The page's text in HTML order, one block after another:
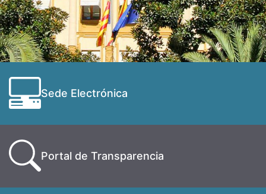
Sede Electrónica
Portal de Transparencia